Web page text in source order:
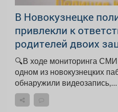
В Новокузнецке
привлекли к
родителей двоих
🔍В ходе мониторинга СМИ
одном из новокузнецких
обнаружили видеозапись,...